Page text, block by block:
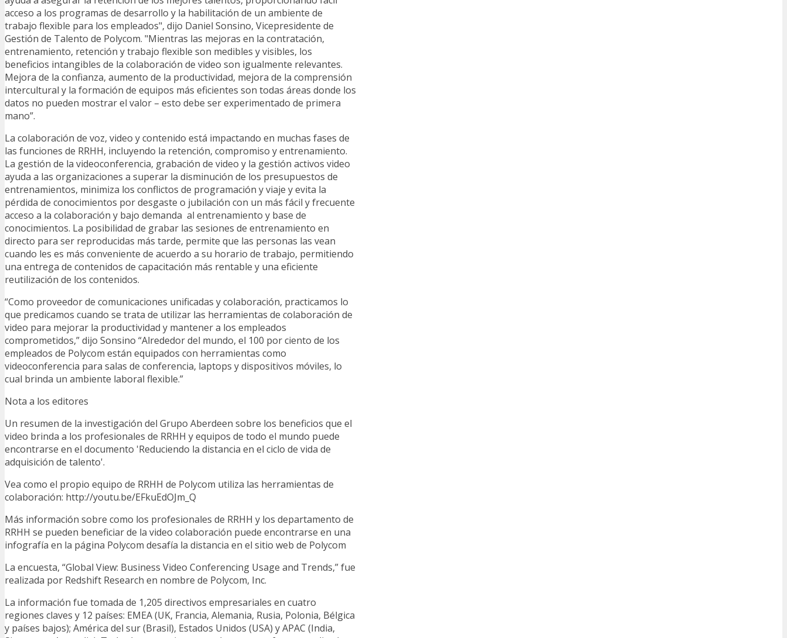
acceso a los programas de desarrollo y la habilitación de un ambiente de
trabajo flexible para los empleados", dijo Daniel Sonsino, Vicepresidente de
Gestión de Talento de Polycom. "Mientras las mejoras en la contratación,
entrenamiento, retención y trabajo flexible son medibles y visibles, los
beneficios intangibles de la colaboración de video son igualmente relevantes.
Mejora de la confianza, aumento de la productividad, mejora de la comprensión
intercultural y la formación de equipos más eficientes son todas áreas donde los
datos no pueden mostrar el valor – esto debe ser experimentado de primera
mano”.
La colaboración de voz, video y contenido está impactando en muchas fases de
las funciones de RRHH, incluyendo la retención, compromiso y entrenamiento.
La gestión de la videoconferencia, grabación de video y la gestión activos video
ayuda a las organizaciones a superar la disminución de los presupuestos de
entrenamientos, minimiza los conflictos de programación y viaje y evita la
pérdida de conocimientos por desgaste o jubilación con un más fácil y frecuente
acceso a la colaboración y bajo demanda al entrenamiento y base de
conocimientos. La posibilidad de grabar las sesiones de entrenamiento en
directo para ser reproducidas más tarde, permite que las personas las vean
cuando les es más conveniente de acuerdo a su horario de trabajo, permitiendo
una entrega de contenidos de capacitación más rentable y una eficiente
reutilización de los contenidos.
“Como proveedor de comunicaciones unificadas y colaboración, practicamos lo
que predicamos cuando se trata de utilizar las herramientas de colaboración de
video para mejorar la productividad y mantener a los empleados
comprometidos,” dijo Sonsino “Alrededor del mundo, el 100 por ciento de los
empleados de Polycom están equipados con herramientas como
videoconferencia para salas de conferencia, laptops y dispositivos móviles, lo
cual brinda un ambiente laboral flexible.”
Nota a los editores
Un resumen de la investigación del Grupo Aberdeen sobre los beneficios que el
video brinda a los profesionales de RRHH y equipos de todo el mundo puede
encontrarse en el documento 'Reduciendo la distancia en el ciclo de vida de
adquisición de talento'.
Vea como el propio equipo de RRHH de Polycom utiliza las herramientas de
colaboración: http://youtu.be/EFkuEdOJm_Q
Más información sobre como los profesionales de RRHH y los departamento de
RRHH se pueden beneficiar de la video colaboración puede encontrarse en una
infografía en la página Polycom desafía la distancia en el sitio web de Polycom
La encuesta, “Global View: Business Video Conferencing Usage and Trends,” fue
realizada por Redshift Research en nombre de Polycom, Inc.
La información fue tomada de 1,205 directivos empresariales en cuatro
regiones claves y 12 países: EMEA (UK, Francia, Alemania, Rusia, Polonia, Bélgica
y países bajos); América del sur (Brasil), Estados Unidos (USA) y APAC (India,